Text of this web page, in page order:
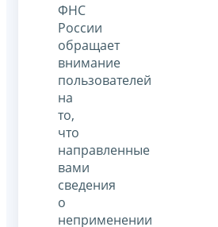
ФНС
России
обращает
внимание
пользователей
на
то,
что
направленные
вами
сведения
о
неприменении